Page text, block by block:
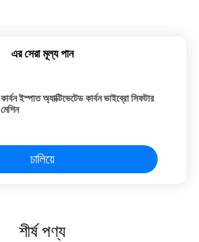
এর সেরা মূল্য পান
কার্বন ইস্পাত অ্যাক্টিভেটেড কার্বন ভাইব্রো সিফটার
মেশিন
চালিয়ে
শীর্ষ পণ্য